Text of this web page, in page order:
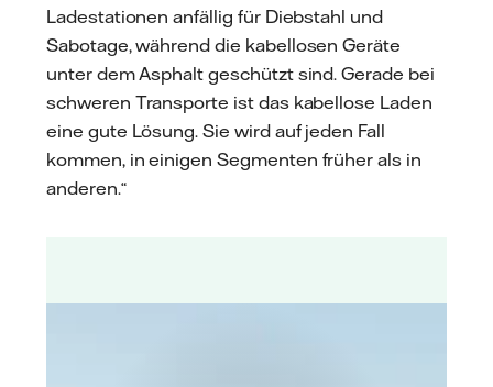
Ladestationen anfällig für Diebstahl und
Sabotage, während die kabellosen Geräte
unter dem Asphalt geschützt sind. Gerade bei
schweren Transporte ist das kabellose Laden
eine gute Lösung. Sie wird auf jeden Fall
kommen, in einigen Segmenten früher als in
anderen.“